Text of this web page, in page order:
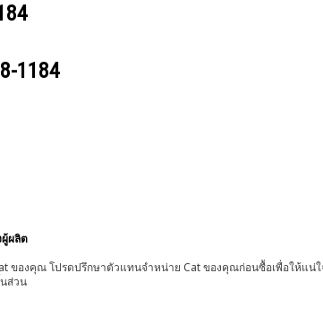
1184
ผลิต
ของคุณ โปรดปรึกษาตัวแทนจำหน่าย Cat ของคุณก่อนซื้อเพื่อให้แ
ส่วน